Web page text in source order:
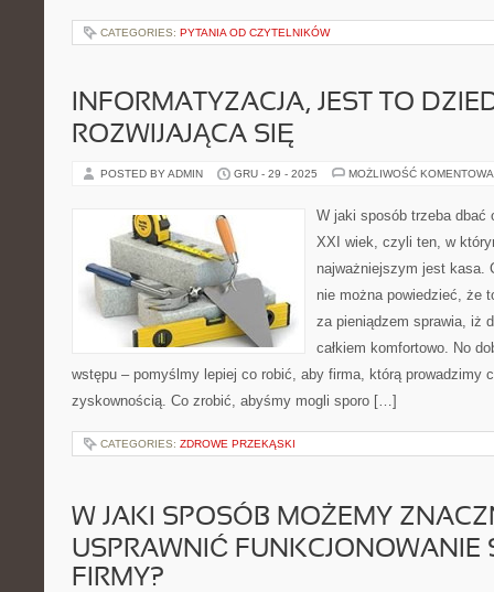
CATEGORIES: PYTANIA OD CZYTELNIKÓW
INFORMATYZACJA, JEST TO
ROZWIJAJĄCA SIĘ
POSTED BY ADMIN GRU - 29 - 2025 MOŻLIWOŚĆ
W jaki sposób trzeba dbać
XXI wiek, czyli ten, w
najważniejszym jest kasa.
nie można powiedzieć, że
za pieniądzem sprawia, iż
całkiem komfortowo. No
wstępu – pomyślmy lepiej co robić, aby firma, którą prowadzimy
zyskownością. Co zrobić, abyśmy mogli sporo […]
CATEGORIES: ZDROWE PRZEKĄSKI
W JAKI SPOSÓB MOŻEMY
USPRAWNIĆ FUNKCJONOWANIE
FIRMY?